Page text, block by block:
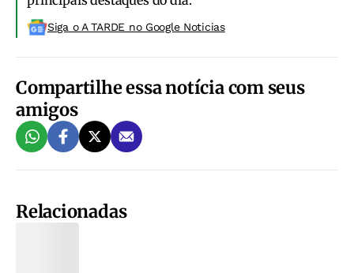
Siga o A TARDE no Google Noticias
Compartilhe essa notícia com seus
amigos
Relacionadas